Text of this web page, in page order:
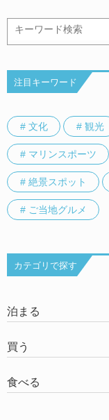
注目キーワード
# 文化 # 観光
# マリンスポーツ
# 絶景スポット
# ご当地グルメ
カテゴリで探す
泊まる
買う
食べる